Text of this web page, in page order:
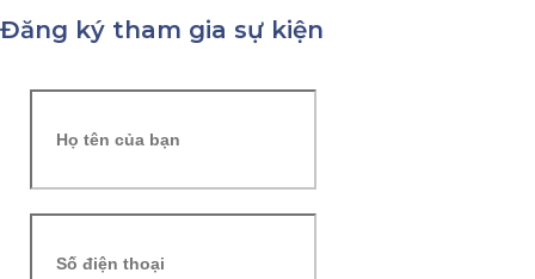
Đăng ký tham gia sự kiện